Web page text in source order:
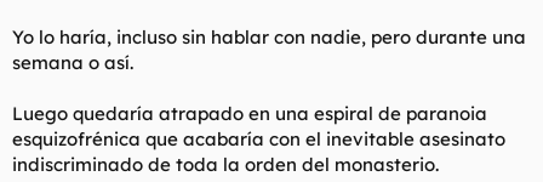
esa vocación nos parece absolutamente anacrónica o
disparatada, pero no me extrañaría que muy pronto
comienzara un retorno al gusto por la vida monástica.
Yo lo haría, incluso sin hablar con nadie, pero durante una
semana o así.
Luego quedaría atrapado en una espiral de paranoia
esquizofrénica que acabaría con el inevitable asesinato
indiscriminado de toda la orden del monasterio.